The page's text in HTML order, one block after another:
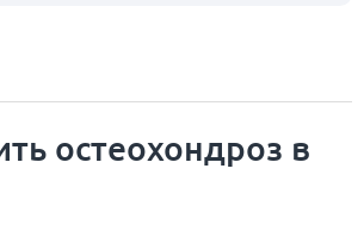
остеохондроз в